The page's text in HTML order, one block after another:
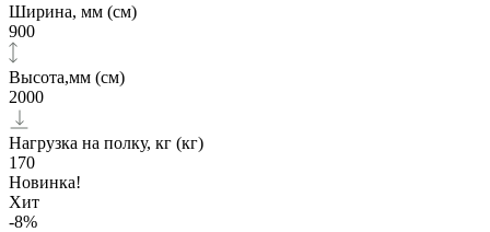
Ширина, мм (см)
900
Высота,мм (см)
2000
Нагрузка на полку, кг (кг)
170
Новинка!
Хит
-8%